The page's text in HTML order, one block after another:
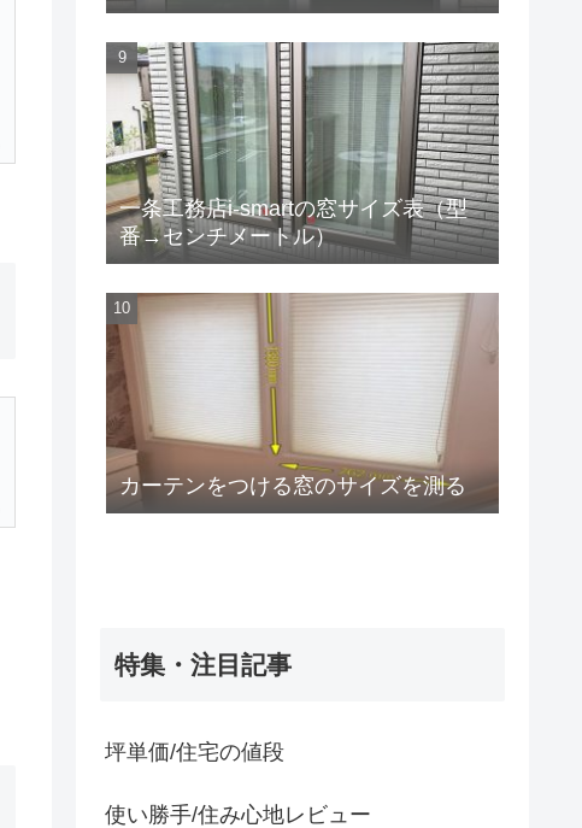
㎝）
一条工務店i-smartの窓サイズ表（型
番→センチメートル）
カーテンをつける窓のサイズを測る
特集・注目記事
坪単価/住宅の値段
使い勝手/住み心地レビュー